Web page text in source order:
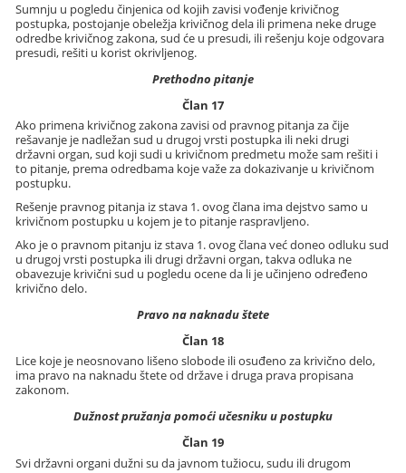
Sumnju u pogledu činjenica od kojih zavisi vođenje krivičnog
postupka, postojanje obeležja krivičnog dela ili primena neke druge
odredbe krivičnog zakona, sud će u presudi, ili rešenju koje odgovara
presudi, rešiti u korist okrivljenog.
Prethodno pitanje
Član 17
Ako primena krivičnog zakona zavisi od pravnog pitanja za čije
rešavanje je nadležan sud u drugoj vrsti postupka ili neki drugi
državni organ, sud koji sudi u krivičnom predmetu može sam rešiti i
to pitanje, prema odredbama koje važe za dokazivanje u krivičnom
postupku.
Rešenje pravnog pitanja iz stava 1. ovog člana ima dejstvo samo u
krivičnom postupku u kojem je to pitanje raspravljeno.
Ako je o pravnom pitanju iz stava 1. ovog člana već doneo odluku sud
u drugoj vrsti postupka ili drugi državni organ, takva odluka ne
obavezuje krivični sud u pogledu ocene da li je učinjeno određeno
krivično delo.
Pravo na naknadu štete
Član 18
Lice koje je neosnovano lišeno slobode ili osuđeno za krivično delo,
ima pravo na naknadu štete od države i druga prava propisana
zakonom.
Dužnost pružanja pomoći učesniku u postupku
Član 19
Svi državni organi dužni su da javnom tužiocu, sudu ili drugom